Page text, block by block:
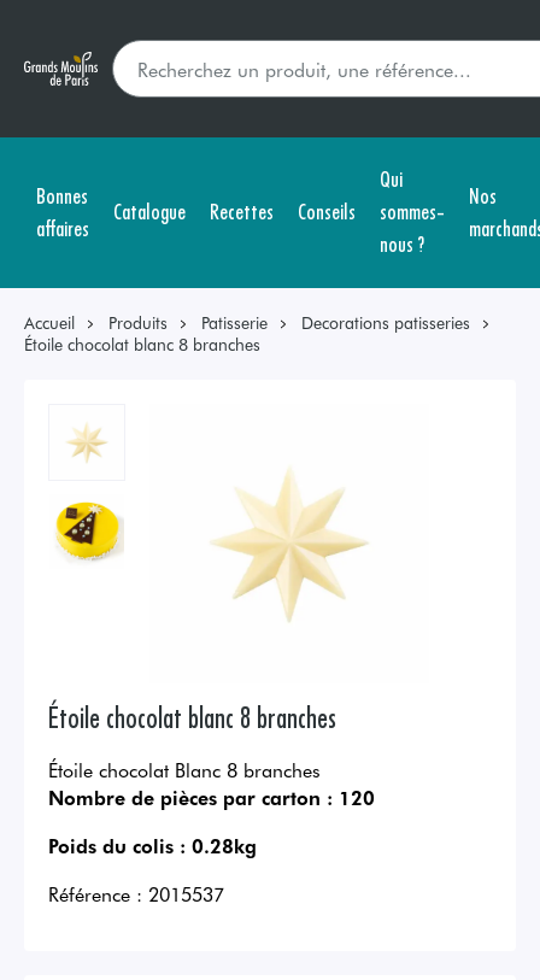
Bonnes
affaires
Catalogue Recettes Conseils
Qui
sommes-
nous ?
Nos
Accueil Produits Patisserie
Decorations patisseries
Étoile chocolat blanc 8 branches
Étoile chocolat blanc 8 branches
Étoile chocolat Blanc 8 branches
Nombre de pièces par carton : 120
Poids du colis : 0.28kg
Référence : 2015537